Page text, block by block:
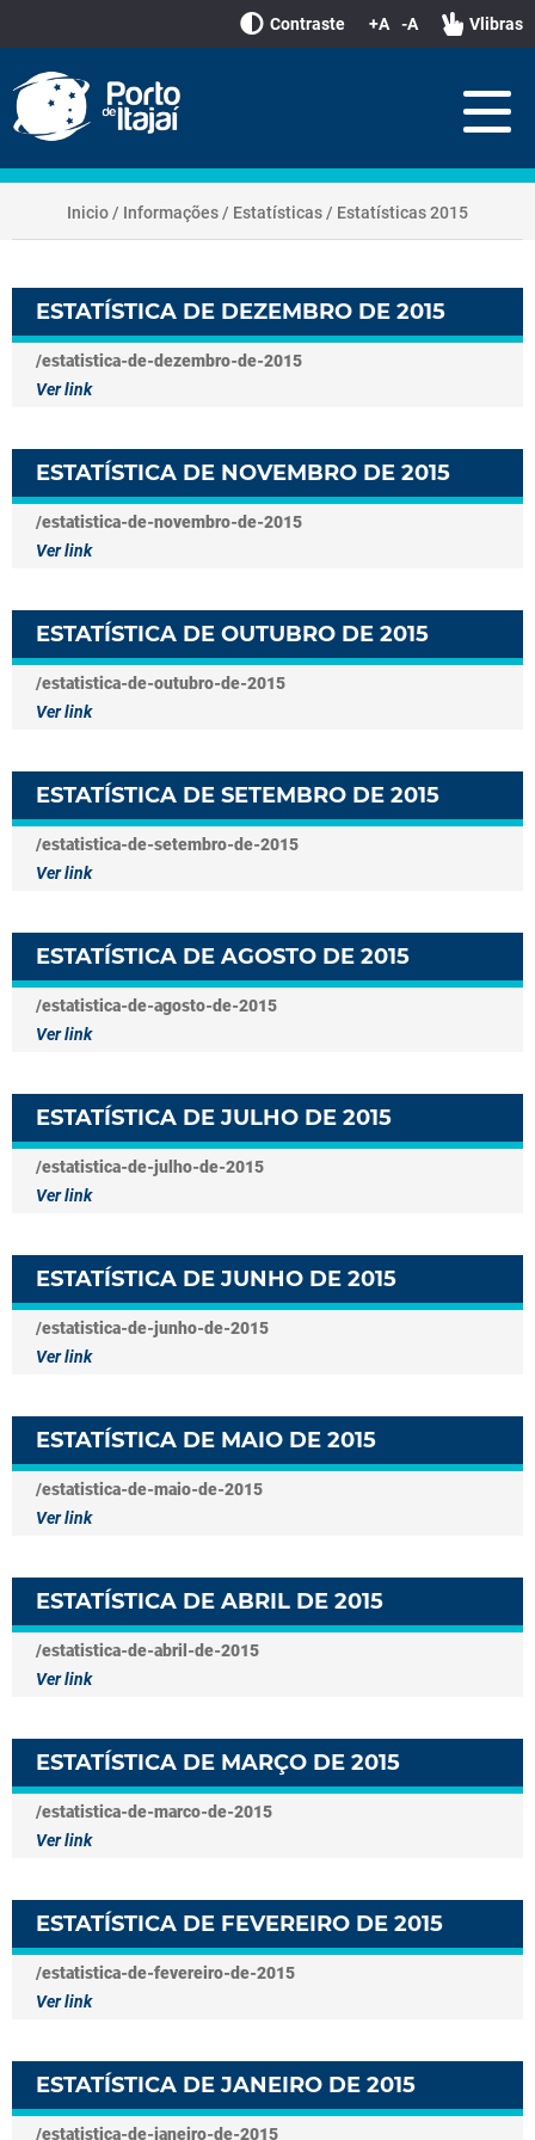
Contraste +A -A Vlibras
Inicio/ Informações/ Estatísticas/ Estatísticas 2015
ESTATÍSTICA DE DEZEMBRO DE 2015
/estatistica-de-dezembro-de-2015
Ver link
ESTATÍSTICA DE NOVEMBRO DE 2015
/estatistica-de-novembro-de-2015
Ver link
ESTATÍSTICA DE OUTUBRO DE 2015
/estatistica-de-outubro-de-2015
Ver link
ESTATÍSTICA DE SETEMBRO DE 2015
/estatistica-de-setembro-de-2015
Ver link
ESTATÍSTICA DE AGOSTO DE 2015
/estatistica-de-agosto-de-2015
Ver link
ESTATÍSTICA DE JULHO DE 2015
/estatistica-de-julho-de-2015
Ver link
ESTATÍSTICA DE JUNHO DE 2015
/estatistica-de-junho-de-2015
Ver link
ESTATÍSTICA DE MAIO DE 2015
/estatistica-de-maio-de-2015
Ver link
ESTATÍSTICA DE ABRIL DE 2015
/estatistica-de-abril-de-2015
Ver link
ESTATÍSTICA DE MARÇO DE 2015
/estatistica-de-marco-de-2015
Ver link
ESTATÍSTICA DE FEVEREIRO DE 2015
/estatistica-de-fevereiro-de-2015
Ver link
ESTATÍSTICA DE JANEIRO DE 2015
/estatistica-de-janeiro-de-2015